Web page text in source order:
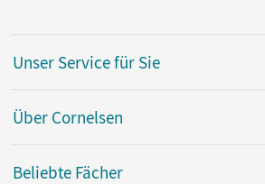
Unser Service für Sie
Über Cornelsen
Beliebte Fächer